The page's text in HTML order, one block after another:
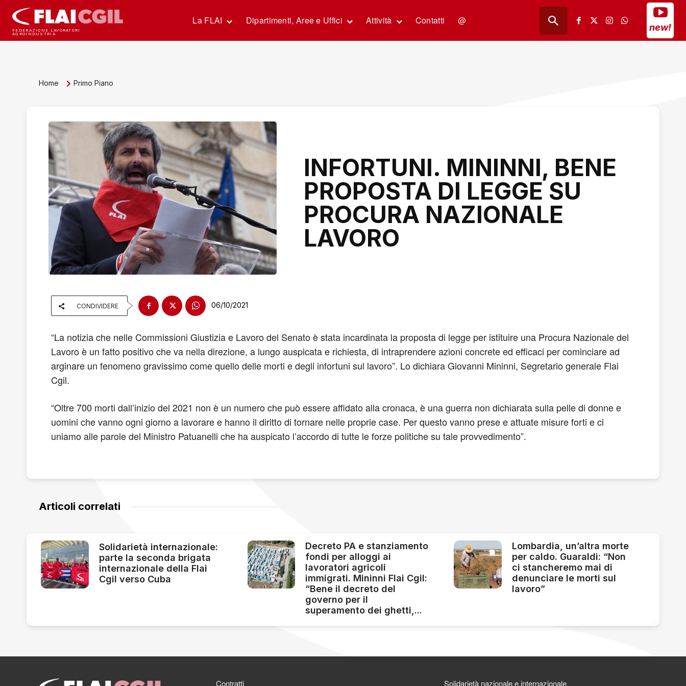
FEDERAZIONE LAVORATORI
AGROINDUSTRIA
La FLAI Dipartimenti, Aree e Uffici Attività Contatti @
new!
Home Primo Piano
INFORTUNI. MININNI, BENE
PROPOSTA DI LEGGE SU
PROCURA NAZIONALE
LAVORO
CONDIVIDERE 06/10/2021
“La notizia che nelle Commissioni Giustizia e Lavoro del Senato è stata incardinata la proposta di legge per istituire una Procura Nazionale del
Lavoro è un fatto positivo che va nella direzione, a lungo auspicata e richiesta, di intraprendere azioni concrete ed efficaci per cominciare ad
arginare un fenomeno gravissimo come quello delle morti e degli infortuni sul lavoro”. Lo dichiara Giovanni Mininni, Segretario generale Flai
Cgil.
“Oltre 700 morti dall’inizio del 2021 non è un numero che può essere affidato alla cronaca, è una guerra non dichiarata sulla pelle di donne e
uomini che vanno ogni giorno a lavorare e hanno il diritto di tornare nelle proprie case. Per questo vanno prese e attuate misure forti e ci
uniamo alle parole del Ministro Patuanelli che ha auspicato l’accordo di tutte le forze politiche su tale provvedimento”.
Articoli correlati
Solidarietà internazionale:
parte la seconda brigata
internazionale della Flai
Cgil verso Cuba
Decreto PA e stanziamento
fondi per alloggi ai
lavoratori agricoli
immigrati. Mininni Flai Cgil:
“Bene il decreto del
governo per il
superamento dei ghetti,...
Lombardia, un’altra morte
per caldo. Guaraldi: “Non
ci stancheremo mai di
denunciare le morti sul
lavoro”
Contratti Solidarietà nazionale e internazionale